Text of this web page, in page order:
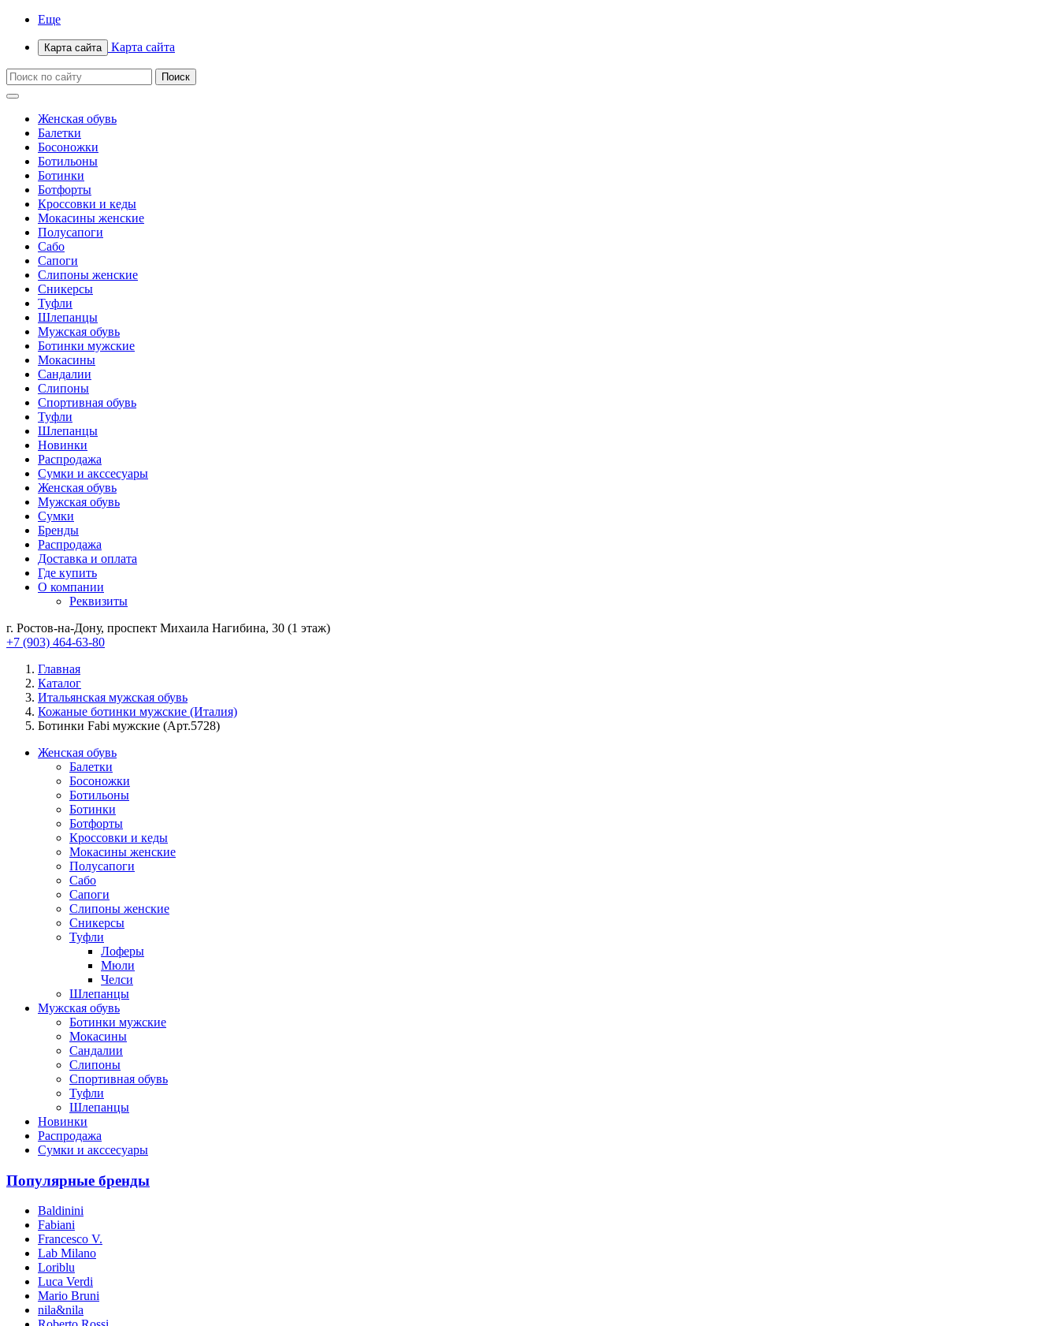
Еще
Карта сайта Карта сайта
Женская обувь
Балетки
Босоножки
Ботильоны
Ботинки
Ботфорты
Кроссовки и кеды
Мокасины женские
Полусапоги
Сабо
Сапоги
Слипоны женские
Сникерсы
Туфли
Шлепанцы
Мужская обувь
Ботинки мужские
Мокасины
Сандалии
Слипоны
Спортивная обувь
Туфли
Шлепанцы
Новинки
Распродажа
Сумки и акссесуары
Женская обувь
Мужская обувь
Сумки
Бренды
Распродажа
Доставка и оплата
Где купить
О компании
Реквизиты
г. Ростов-на-Дону, проспект Михаила Нагибина, 30 (1 этаж)
+7 (903) 464-63-80
Главная
Каталог
Итальянская мужская обувь
Кожаные ботинки мужские (Италия)
Ботинки Fabi мужские (Арт.5728)
Женская обувь
Балетки
Босоножки
Ботильоны
Ботинки
Ботфорты
Кроссовки и кеды
Мокасины женские
Полусапоги
Сабо
Сапоги
Слипоны женские
Сникерсы
Туфли
Лоферы
Мюли
Челси
Шлепанцы
Мужская обувь
Ботинки мужские
Мокасины
Сандалии
Слипоны
Спортивная обувь
Туфли
Шлепанцы
Новинки
Распродажа
Сумки и акссесуары
Популярные бренды
Baldinini
Fabiani
Francesco V.
Lab Milano
Loriblu
Luca Verdi
Mario Bruni
nila&nila